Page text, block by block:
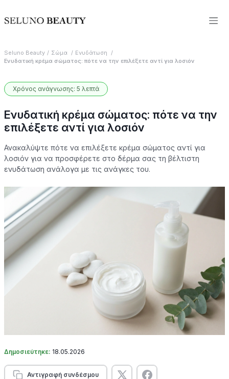
Seluno Beauty Σώμα
Ενυδάτωση
Ενυδατική κρέμα σώματος: πότε να την επιλέξετε αντί για λοσιόν
Χρόνος ανάγνωσης: 5 λεπτά
Ενυδατική κρέμα σώματος: πότε να την
επιλέξετε αντί για λοσιόν
Ανακαλύψτε πότε να επιλέξετε κρέμα σώματος αντί για
λοσιόν για να προσφέρετε στο δέρμα σας τη βέλτιστη
ενυδάτωση ανάλογα με τις ανάγκες του.
Δημοσιεύτηκε: 18.05.2026
Αντιγραφή συνδέσμου